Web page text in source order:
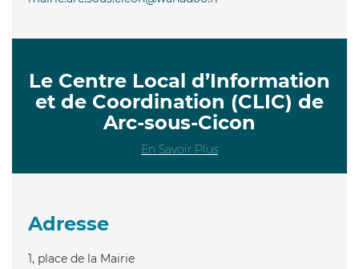
Le Centre Local d’Information
et de Coordination (CLIC) de
Arc-sous-Cicon
En Savoir Plus
Adresse
1, place de la Mairie